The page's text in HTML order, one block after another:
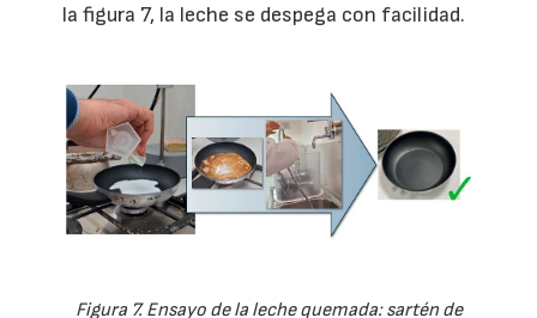
la figura 7, la leche se despega con facilidad.
Figura 7. Ensayo de la leche quemada: sartén de